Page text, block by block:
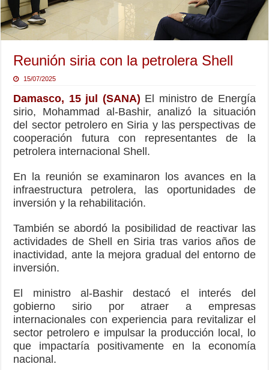
Reunión siria con la petrolera Shell
15/07/2025
Damasco, 15 jul (SANA) El ministro de Energía
sirio, Mohammad al-Bashir, analizó la situación
del sector petrolero en Siria y las perspectivas de
cooperación futura con representantes de la
petrolera internacional Shell.
En la reunión se examinaron los avances en la
infraestructura petrolera, las oportunidades de
inversión y la rehabilitación.
También se abordó la posibilidad de reactivar las
actividades de Shell en Siria tras varios años de
inactividad, ante la mejora gradual del entorno de
inversión.
El ministro al-Bashir destacó el interés del
gobierno sirio por atraer a empresas
internacionales con experiencia para revitalizar el
sector petrolero e impulsar la producción local, lo
que impactaría positivamente en la economía
nacional.